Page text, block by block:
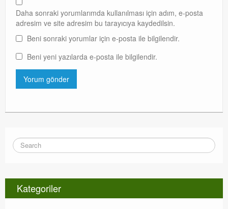
Daha sonraki yorumlarımda kullanılması için adım, e-posta
adresim ve site adresim bu tarayıcıya kaydedilsin.
Beni sonraki yorumlar için e-posta ile bilgilendir.
Beni yeni yazılarda e-posta ile bilgilendir.
Kategoriler